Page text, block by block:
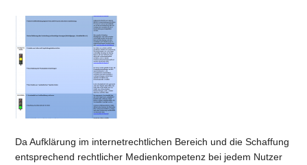
Da Aufklärung im internetrechtlichen Bereich und die Schaffung
entsprechend rechtlicher Medienkompetenz bei jedem Nutzer